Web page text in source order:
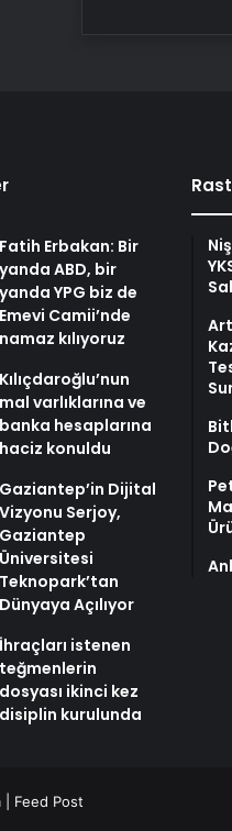
Fatih Erbakan: Bir
yanda ABD, bir
yanda YPG biz de
Emevi Camii’nde
namaz kılıyoruz
Kılıçdaroğlu’nun
mal varlıklarına ve
banka hesaplarına
haciz konuldu
Gaziantep’in Dijital
Vizyonu Serjoy,
Gaziantep
Üniversitesi
Teknopark’tan
Dünyaya Açılıyor
İhraçları istenen
teğmenlerin
dosyası ikinci kez
disiplin kurulunda
| Feed Post